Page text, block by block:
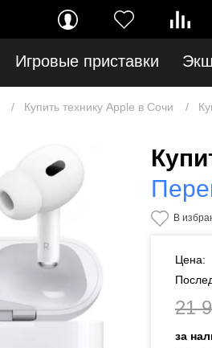
Игровые приставки
Купить технику Apple в Сочи
В
Цена:
21
за